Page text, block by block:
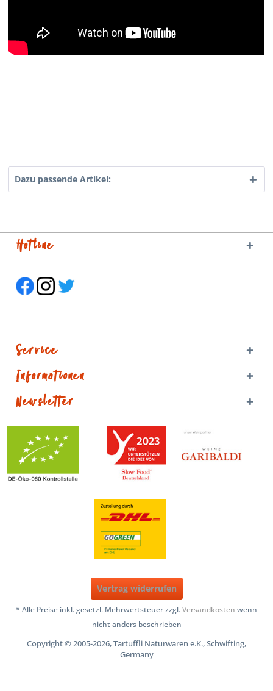
Dazu passende Artikel:
Hotline
Service
Informationen
Newsletter
Vertrag widerrufen
* Alle Preise inkl. gesetzl. Mehrwertsteuer zzgl.Versandkosten wenn
nicht anders beschrieben
Copyright © 2005-2026, Tartuffli Naturwaren e.K., Schwifting,
Germany